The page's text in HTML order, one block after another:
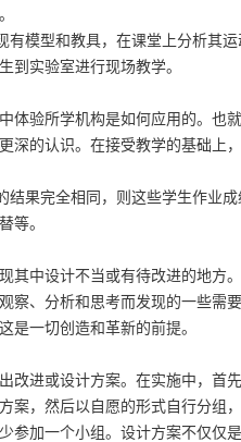
型和教具，在课堂上分析其运
到实验室进行现场教学。
验所学机构是如何应用的。也
深的认识。在接受教学的基础上
果完全相同，则这些学生作业
等。
中设计不当或有待改进的地方
察、分析和思考而发现的一些需
是一切创造和革新的前提。
进或设计方案。在实施中，首
案，然后以自愿的形式自行分组
参加一个小组。设计方案不仅仅